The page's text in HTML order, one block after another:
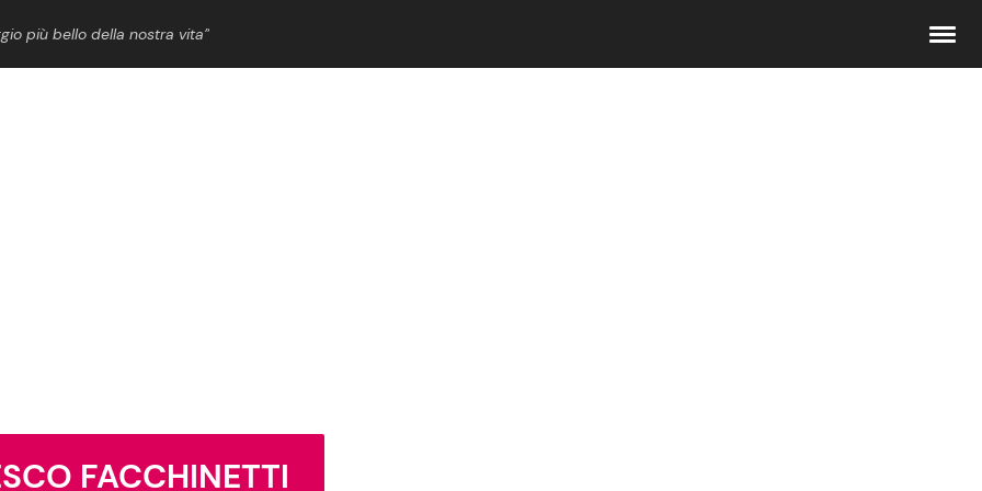
più bello della nostra vita”
FACCHINETTI